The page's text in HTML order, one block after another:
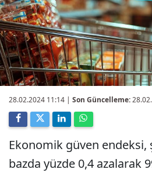
28.02.2024 11:14 | Son Güncelleme:
Ekonomik güven endeksi,
bazda yüzde 0,4 azalarak